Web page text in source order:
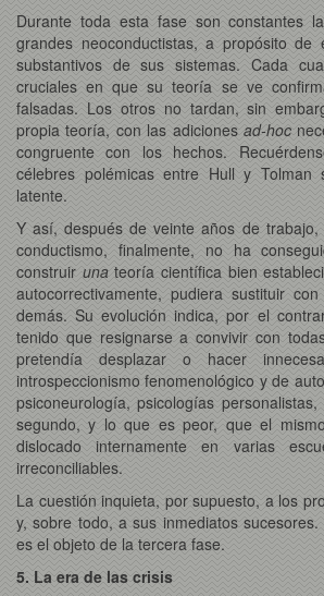
Durante toda esta fase son constantes
grandes neoconductistas, a propósito de
substantivos de sus sistemas. Cada
cruciales en que su teoría se ve
falsadas. Los otros no tardan, sin
propia teoría, con las adiciones ad-hoc
congruente con los hechos.
célebres polémicas entre Hull y Tolman
latente.
Y así, después de veinte años de
conductismo, finalmente, no ha
construir unateoría científica bien
autocorrectivamente, pudiera sustituir
demás. Su evolución indica, por el
tenido que resignarse a convivir con
pretendía desplazar o hacer
introspeccionismo fenomenológico y de
psiconeurología, psicologías
segundo, y lo que es peor, que el
dislocado internamente en varias
irreconciliables.
La cuestión inquieta, por supuesto, a los
y, sobre todo, a sus inmediatos
es el objeto de la tercera fase.
5. La era de las crisis